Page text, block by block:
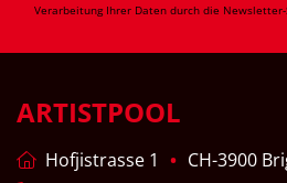
Verarbeitung Ihrer Daten durch die Newsletter-
ARTISTPOOL
Hofjistrasse 1
CH-3900